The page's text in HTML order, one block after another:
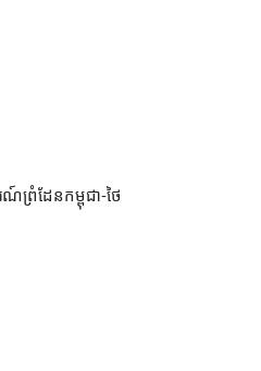
រណ៍ព្រំដែនកម្ពុជា-ថៃ